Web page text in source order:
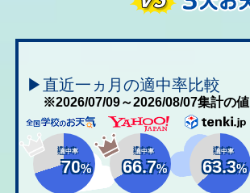
▶直近一ヵ月の適中率比較
※2026/07/09～2026/08/07集計の値
適中率
70%
適中率
66.7%
適中率
63.3%